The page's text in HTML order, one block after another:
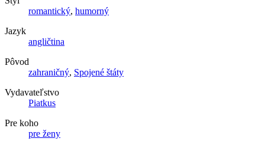
romantický, humorný
Jazyk
angličtina
Pôvod
zahraničný, Spojené štáty
Vydavateľstvo
Piatkus
Pre koho
pre ženy